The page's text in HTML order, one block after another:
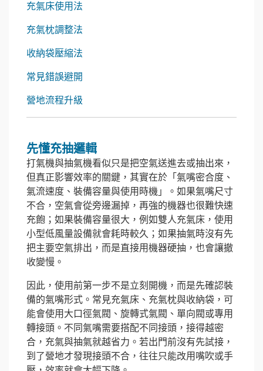
充氣床使用法
充氣枕調整法
收納袋壓縮法
常見錯誤避開
營地流程升級
先懂充抽邏輯
打氣機與抽氣機看似只是把空氣送進去或抽出來，
但真正影響效率的關鍵，其實在於「氣嘴密合度、
氣流速度、裝備容量與使用時機」。如果氣嘴尺寸
不合，空氣會從旁邊漏掉，再強的機器也很難快速
充飽；如果裝備容量很大，例如雙人充氣床，使用
小型低風量設備就會耗時較久；如果抽氣時沒有先
把主要空氣排出，而是直接用機器硬抽，也會讓撤
收變慢。
因此，使用前第一步不是立刻開機，而是先確認裝
備的氣嘴形式。常見充氣床、充氣枕與收納袋，可
能會使用大口徑氣閥、旋轉式氣閥、單向閥或專用
轉接頭。不同氣嘴需要搭配不同接頭，接得越密
合，充氣與抽氣就越省力。若出門前沒有先試接，
到了營地才發現接頭不合，往往只能改用嘴吹或手